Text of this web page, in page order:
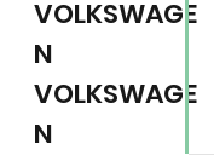
VOLKSWAGE
N
VOLKSWAGE
N